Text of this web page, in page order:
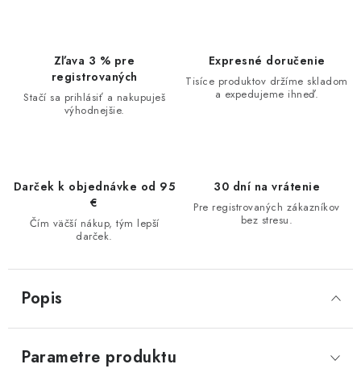
Zľava 3 % pre
registrovaných
Stačí sa prihlásiť a nakupuješ
výhodnejšie.
Expresné doručenie
Tisíce produktov držíme skladom
a expedujeme ihneď.
Darček k objednávke od 95
€
Čím väčší nákup, tým lepší
darček.
30 dní na vrátenie
Pre registrovaných zákazníkov
bez stresu.
Popis
Parametre produktu